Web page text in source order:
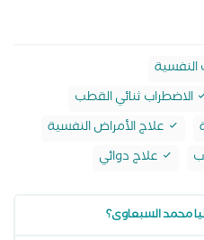
النفسية
الاضطراب ثنائي القطب
علاج الأمراض النفسية
علاج دوائي
محمد السبعاوى؟